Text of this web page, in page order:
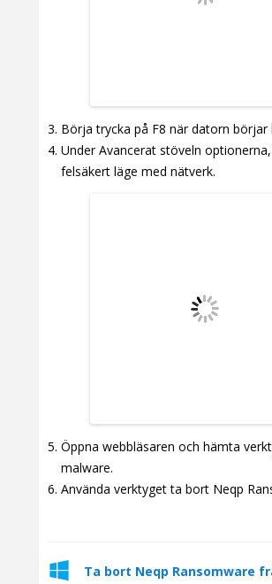
Börja trycka på F8 när datorn börjar
Under Avancerat stöveln
felsäkert läge med nätverk.
Öppna webbläsaren och hämta
malware.
Använda verktyget ta bort Neqp
Ta bort Neqp Ransomware